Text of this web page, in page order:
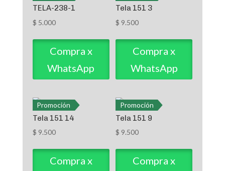
TELA-238-1
$ 5.000
Compra x
WhatsApp
Tela 151 3
$ 9.500
Compra x
WhatsApp
Promoción
Tela 151 14
$ 9.500
Compra x
Promoción
Tela 151 9
$ 9.500
Compra x